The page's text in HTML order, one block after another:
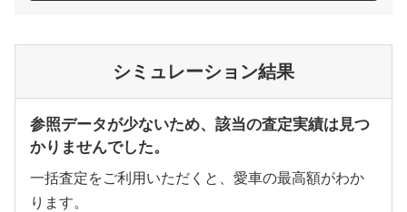
シミュレーション結果
参照データが少ないため、該当の査定実績は見つ
かりませんでした。
一括査定をご利用いただくと、愛車の最高額がわか
ります。